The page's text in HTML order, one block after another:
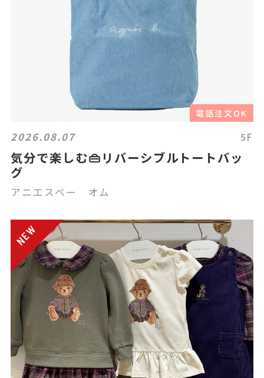
電話注文OK
2026.08.07 5F
気分で楽しむ👜リバーシブルトートバッ
グ
アニエスベー オム